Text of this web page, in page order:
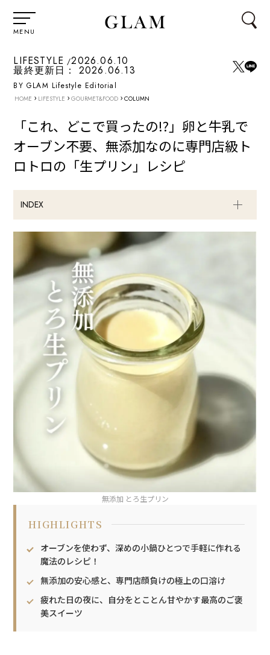
MENU
LIFESTYLE 2026.06.10
最終更新日： 2026.06.13
BY GLAM Lifestyle Editorial
HOME › LIFESTYLE › GOURMET&FOOD › COLUMN
「これ、どこで買ったの!?」卵と牛乳で
オーブン不要、無添加なのに専門店級ト
ロトロの「生プリン」レシピ
INDEX
無添加 とろ生プリン
HIGHLIGHTS
オーブンを使わず、深めの小鍋ひとつで手軽に作れる
魔法のレシピ！
無添加の安心感と、専門店顔負けの極上の口溶け
疲れた日の夜に、自分をとことん甘やかす最高のご褒
美スイーツ